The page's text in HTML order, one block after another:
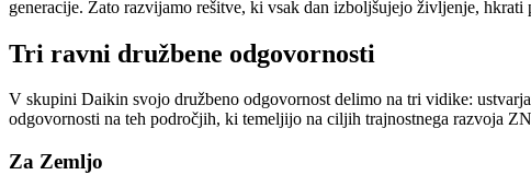
generacije. Zato razvijamo rešitve, ki vsak dan izboljšujejo življenje,
Tri ravni družbene odgovornosti
V skupini Daikin svojo družbeno odgovornost delimo na tri vidike:
odgovornosti na teh področjih, ki temeljijo na ciljih trajnostnega razvoja
Za Zemljo